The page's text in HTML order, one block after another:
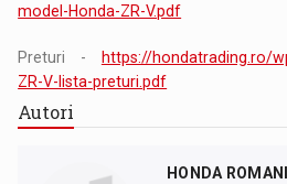
model-Honda-ZR-V.pdf
Preturi -
https://hondatrading.ro/
ZR-V-lista-preturi.pdf
Autori
HONDA